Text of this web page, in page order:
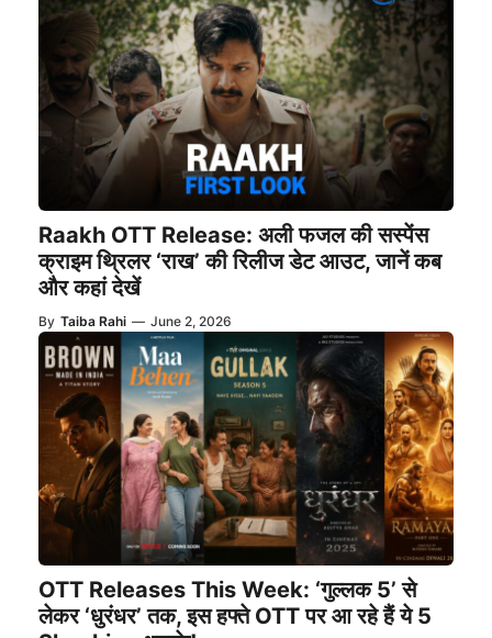
Raakh OTT Release: अली फजल की सस्पेंस
क्राइम थ्रिलर ‘राख’ की रिलीज डेट आउट, जानें कब
और कहां देखें
By Taiba Rahi — June 2, 2026
OTT Releases This Week: ‘गुल्लक 5’ से
लेकर ‘धुरंधर’ तक, इस हफ्ते OTT पर आ रहे हैं ये 5